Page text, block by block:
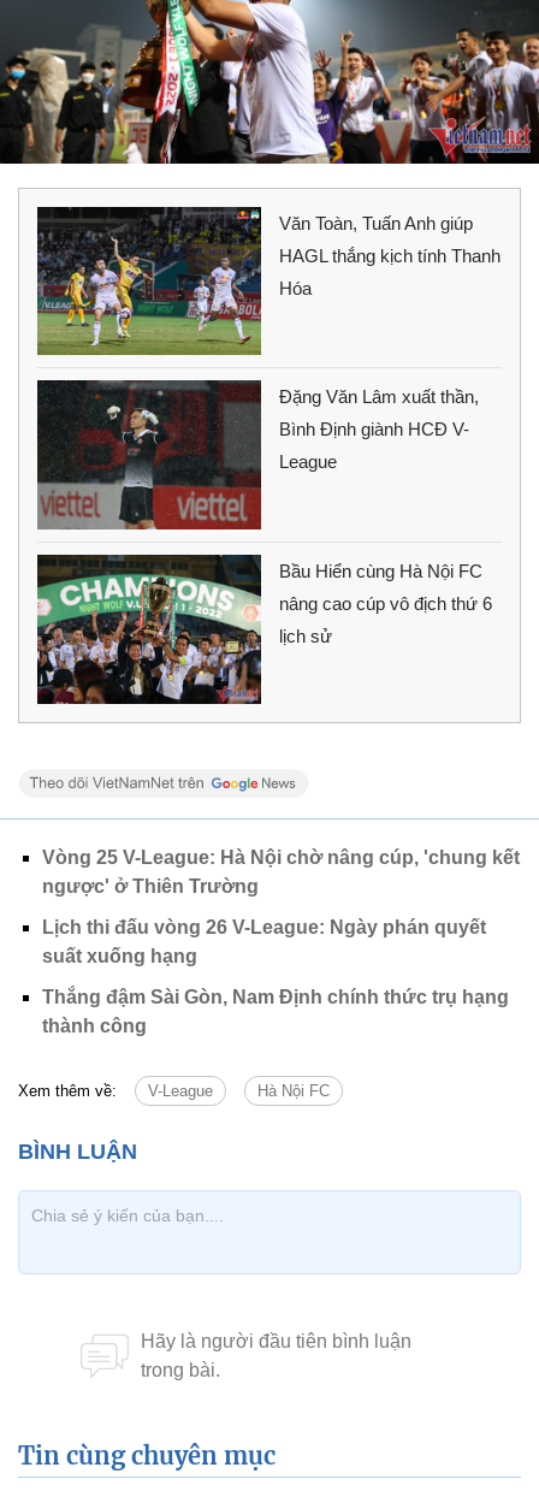
Văn Toàn, Tuấn Anh giúp
HAGL thắng kịch tính Thanh
Hóa
Đặng Văn Lâm xuất thần,
Bình Định giành HCĐ V-
League
Bầu Hiển cùng Hà Nội FC
nâng cao cúp vô địch thứ 6
lịch sử
Vòng 25 V-League: Hà Nội chờ nâng cúp, 'chung kết
ngược' ở Thiên Trường
Lịch thi đấu vòng 26 V-League: Ngày phán quyết
suất xuống hạng
Thắng đậm Sài Gòn, Nam Định chính thức trụ hạng
thành công
Xem thêm về: V-League Hà Nội FC
Tin cùng chuyên mục